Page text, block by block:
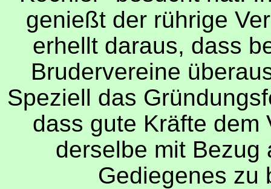
genießt der rührige
erhellt daraus, dass
Brudervereine
Speziell das
dass gute Kräfte dem
derselbe mit Bezug
Gediegenes zu